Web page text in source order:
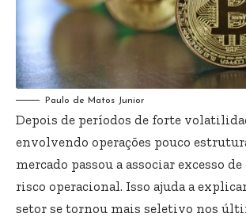
Paulo de Matos Junior
Depois de períodos de forte
envolvendo operações pouco
mercado passou a associar excesso
risco operacional. Isso ajuda a
setor se tornou mais seletivo nos